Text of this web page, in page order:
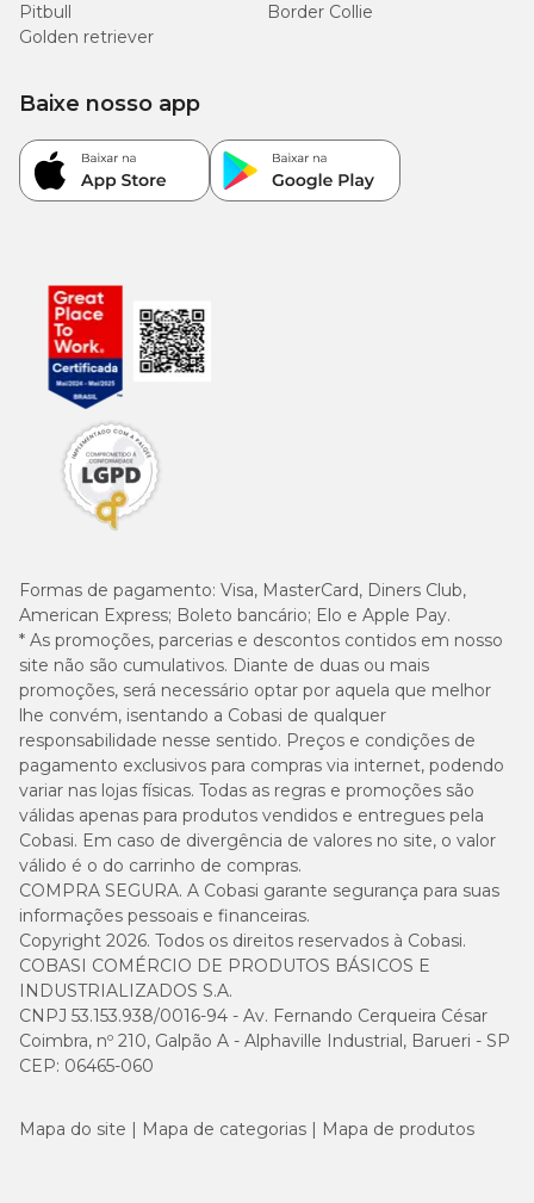
Enriquecimento mínimo por kg
Vitamina A (10.800 UI), betacaroteno (5 mg), vitamina D3 (900
UI), vitamina E (162 UI), vitamina K3 (4,1 mg), vitamina C (360
mg), vitamina B5 (47,2 mg), vitamina B12 (108 mcg), vitamina B6
mg), iodo (1,5 mg), manganês (20,2 mg), zinco (63 mg), ferro (25
mg), selênio (0,45 mg).
Pitbull
Border Collie
Golden retriever
Formas de pagamento: Visa, MasterCard, Diners Club,
American Express; Boleto bancário; Elo e Apple Pay.
* As promoções, parcerias e descontos contidos em nosso
site não são cumulativos. Diante de duas ou mais
promoções, será necessário optar por aquela que melhor
lhe convém, isentando a Cobasi de qualquer
responsabilidade nesse sentido. Preços e condições de
pagamento exclusivos para compras via internet, podendo
variar nas lojas físicas. Todas as regras e promoções são
válidas apenas para produtos vendidos e entregues pela
Cobasi. Em caso de divergência de valores no site, o valor
válido é o do carrinho de compras.
COMPRA SEGURA. A Cobasi garante segurança para suas
informações pessoais e financeiras.
Copyright 2026. Todos os direitos reservados à Cobasi.
COBASI COMÉRCIO DE PRODUTOS BÁSICOS E
INDUSTRIALIZADOS S.A.
CNPJ 53.153.938/0016-94 - Av. Fernando Cerqueira César
Coimbra, nº 210, Galpão A - Alphaville Industrial, Barueri - SP
CEP: 06465-060
Baixe nosso app
Mapa do site Mapa de categorias Mapa de produtos